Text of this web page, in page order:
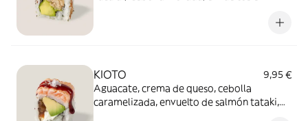
KIOTO
9,95 €
Aguacate, crema de queso, cebolla
caramelizada, envuelto de salmón tataki,